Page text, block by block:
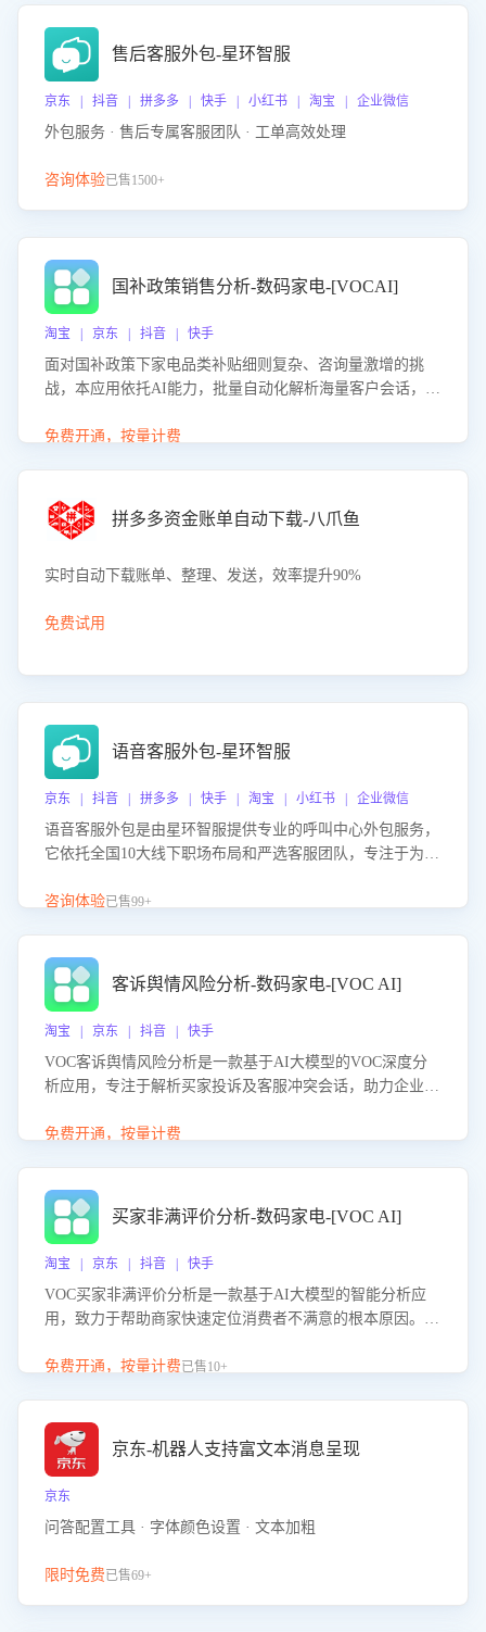
售后客服外包-星环智服
京东 | 抖音 | 拼多多 | 快手 | 小红书 | 淘宝 | 企业微信
外包服务 · 售后专属客服团队 · 工单高效处理
咨询体验已售1500+
国补政策销售分析-数码家电-[VOCAI]
淘宝 | 京东 | 抖音 | 快手
面对国补政策下家电品类补贴细则复杂、咨询量激增的挑
战，本应用依托AI能力，批量自动化解析海量客户会话，精
购买意向，深度洞察决策动因。同时全面评估客服团队政策
度、客服转化能力及销售业绩。
免费开通，按量计费
拼多多资金账单自动下载-八爪鱼
实时自动下载账单、整理、发送，效率提升90%
免费试用
语音客服外包-星环智服
京东 | 抖音 | 拼多多 | 快手 | 淘宝 | 小红书 | 企业微信
语音客服外包是由星环智服提供专业的呼叫中心外包服务，
它依托全国10大线下职场布局和严选客服团队，专注于为企
客服团队和智能工具提升语音客服服务效率和质量，帮助企
咨询体验已售99+
客诉舆情风险分析-数码家电-[VOC AI]
淘宝 | 京东 | 抖音 | 快手
VOC客诉舆情风险分析是一款基于AI大模型的VOC深度分
析应用，专注于解析买家投诉及客服冲突会话，助力企业精
别客户情绪、归因争议根源，并客观评估客服应对合理性与
能力，阻断差评扩散，维护品牌声誉，实现客户满意度的持
续提升。
免费开通，按量计费
买家非满评价分析-数码家电-[VOC AI]
淘宝 | 京东 | 抖音 | 快手
VOC买家非满评价分析是一款基于AI大模型的智能分析应
用，致力于帮助商家快速定位消费者不满意的根本原因。该
客服原因或其它部门原因，明确责任归属，提供可落地的改
改，有效提升客户满意度和店铺整体服务质量。
免费开通，按量计费已售10+
京东-机器人支持富文本消息呈现
京东
问答配置工具 · 字体颜色设置 · 文本加粗
限时免费已售69+